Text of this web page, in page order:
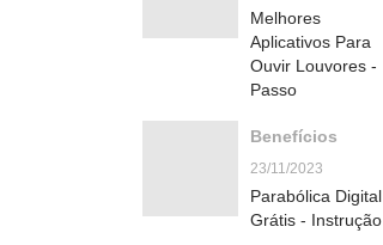
Melhores
Aplicativos Para
Ouvir Louvores -
Passo
Benefícios
23/11/2023
Parabólica Digital
Grátis - Instrução